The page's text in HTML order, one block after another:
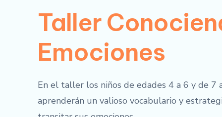
Taller
Emociones
En el taller los niños de edades 4 a 6 y de 7
aprenderán un valioso vocabulario y